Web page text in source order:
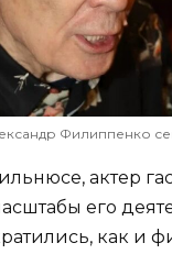
Филиппенко
актер
его
как и